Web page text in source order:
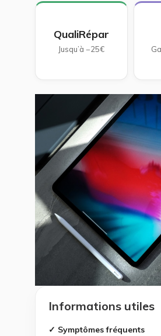
QualiRépar
Jusqu’à −25€
Informations utiles
✓ Symptômes fréquents